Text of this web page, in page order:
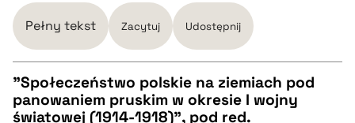
pobierz cytat
Pełny tekst Zacytuj Udostępnij
CZYSTY TEKST
"Społeczeństwo polskie na ziemiach pod
panowaniem pruskim w okresie I wojny
światowej (1914-1918)", pod red.